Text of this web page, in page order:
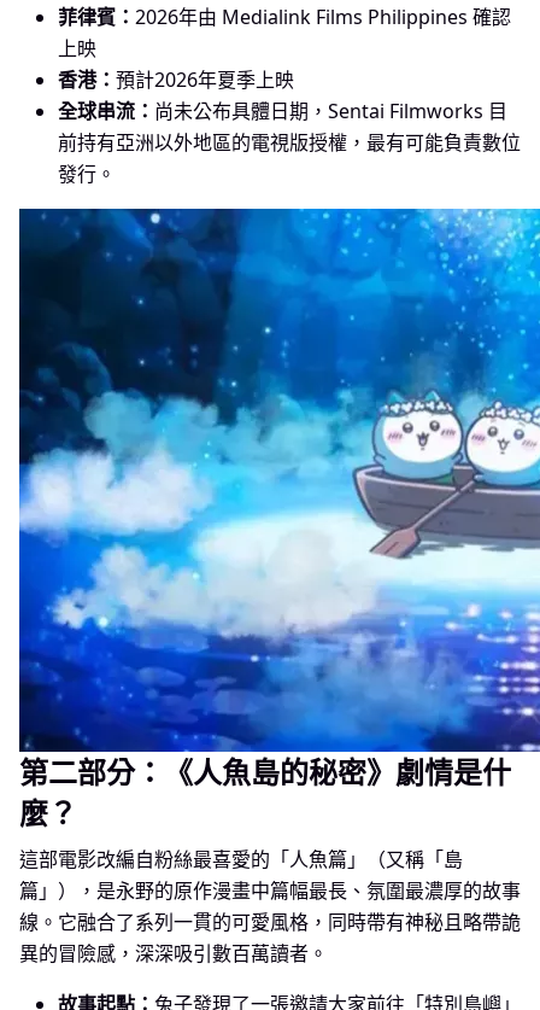
菲律賓： 2026年由 Medialink Films Philippines 確認
上映
香港： 預計2026年夏季上映
全球串流： 尚未公布具體日期，Sentai Filmworks 目
前持有亞洲以外地區的電視版授權，最有可能負責數位
發行。
第二部分：《人魚島的秘密》劇情是什
麼？
這部電影改編自粉絲最喜愛的「人魚篇」（又稱「島
篇」），是永野的原作漫畫中篇幅最長、氛圍最濃厚的故事
線。它融合了系列一貫的可愛風格，同時帶有神秘且略帶詭
異的冒險感，深深吸引數百萬讀者。
故事起點： 兔子發現了一張邀請大家前往「特別島嶼」